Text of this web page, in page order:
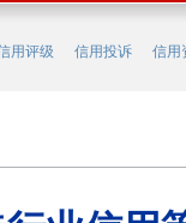
用评级 信用投诉 信用